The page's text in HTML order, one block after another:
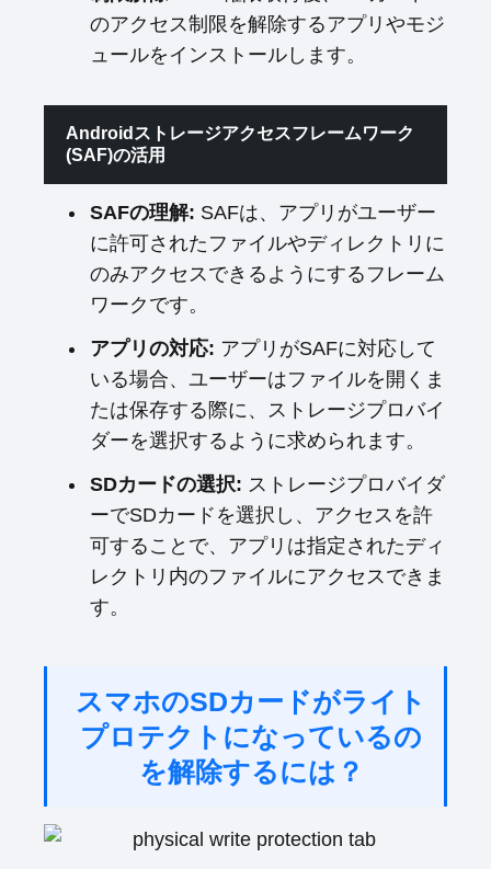
のアクセス制限を解除するアプリやモジ
ュールをインストールします。
Androidストレージアクセスフレームワーク
(SAF)の活用
SAFの理解: SAFは、アプリがユーザー
に許可されたファイルやディレクトリに
のみアクセスできるようにするフレーム
ワークです。
アプリの対応: アプリがSAFに対応して
いる場合、ユーザーはファイルを開くま
たは保存する際に、ストレージプロバイ
ダーを選択するように求められます。
SDカードの選択: ストレージプロバイダ
ーでSDカードを選択し、アクセスを許
可することで、アプリは指定されたディ
レクトリ内のファイルにアクセスできま
す。
スマホのSDカードがライト
プロテクトになっているの
を解除するには？